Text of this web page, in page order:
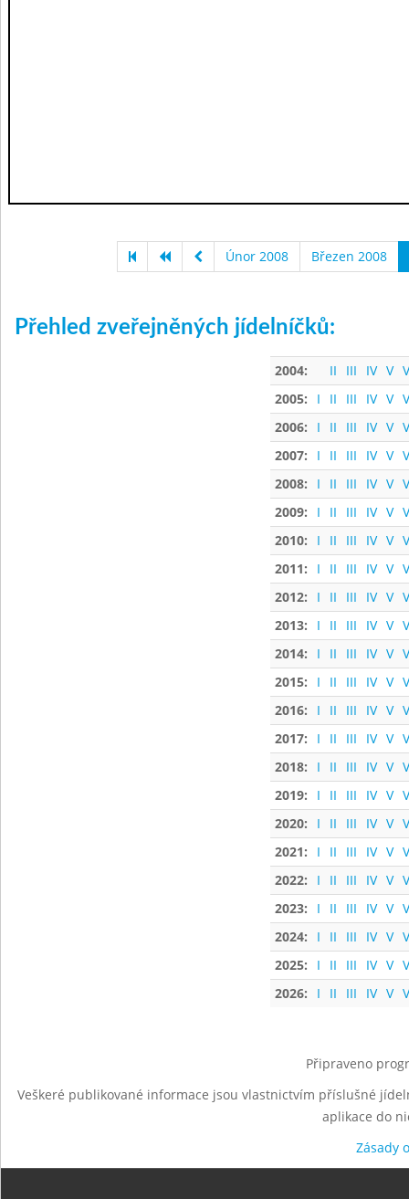
Únor 2008 Březen 2008
Přehled zveřejněných jídelníčků:
2004: II III IV V
2005:
I II III IV V
2006:
I II III IV V
2007:
I II III IV V
2008:
I II III IV V
2009:
I II III IV V
2010:
I II III IV V
2011:
I II III IV V
2012:
I II III IV V
2013:
I II III IV V
2014:
I II III IV V
2015:
I II III IV V
2016:
I II III IV V
2017:
I II III IV V
2018:
I II III IV V
2019:
I II III IV V
2020:
I II III IV V
2021:
I II III IV V
2022:
I II III IV V
2023:
I II III IV V
2024:
I II III IV V
2025:
I II III IV V
2026:
I II III IV V
Připraveno
Veškeré publikované informace jsou vlastnictvím příslušné
aplikace do
Zásady